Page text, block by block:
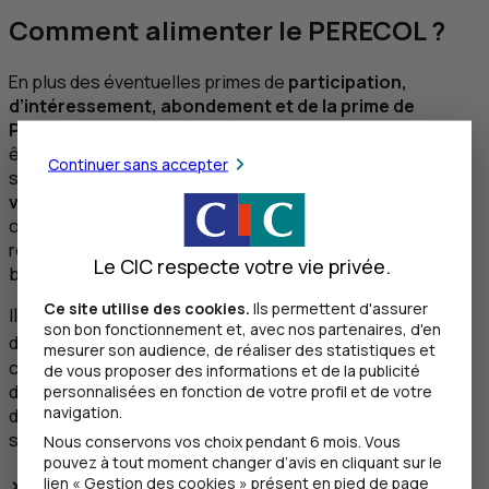
Comment alimenter le PERECOL ?
En plus des éventuelles primes de participation,
d’intéressement, abondement et de la prime de
Partage de la Valeur (
être alimenté grâce aux
versements volontaires
salariés. Ils peuvent être de deux natures : des
versements non-déductibles
de leur revenu imposable
ou des
versements volontaires déductibles
revenu imposable, leur permettant de bénéficier d’une
baisse d’impôt.
Ils peuvent même programmer des versements réguliers
depuis leur espace sécurisé3 ! Plus besoin d’y penser,
c’est pratique, régulier et automatique ! Lors de leur
départ à la retraite, leurs versements volontaires
deviennent disponibles. Trois modalités de sortie
s'offrent à eux : en capital, en rente ou les deux.
Continuer sans accepter
Le CIC respecte votre vie privée.
Ce site utilise des cookies. Ils permettent d'assurer
son bon fonctionnement et, avec nos partenaires, d'en
mesurer son audience, de réaliser des statistiques et
de vous proposer des informations et de la publicité
personnalisées en fonction de votre profil et de votre
navigation.
Nous conservons vos choix pendant 6 mois. Vous
pouvez à tout moment changer d’avis en cliquant sur le
lien « Gestion des cookies » présent en pied de page